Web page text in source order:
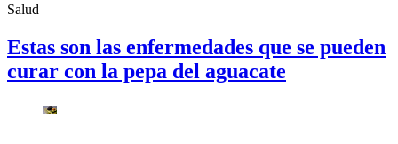
Salud
Estas son las enfermedades que se pueden
curar con la pepa del aguacate